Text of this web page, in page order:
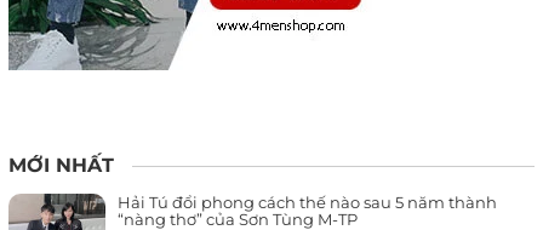
MỚI NHẤT
Hải Tú đổi phong cách thế nào sau 5 năm thành
“nàng thơ” của Sơn Tùng M-TP